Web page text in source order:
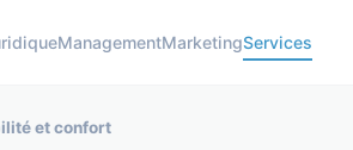
ManagementMarketingServices
et confort